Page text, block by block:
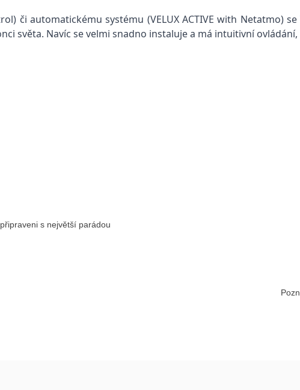
či automatickému systému (VELUX ACTIVE with Netatmo) se
světa. Navíc se velmi snadno instaluje a má intuitivní
s největší parádou